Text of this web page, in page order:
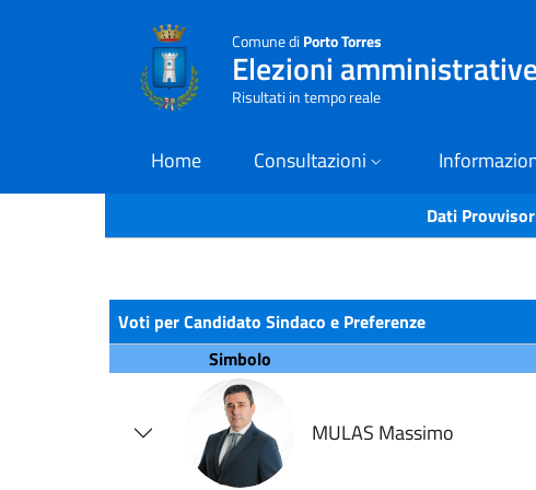
Comune di Porto Torres
Elezioni
Risultati in tempo reale
Home Consultazioni
Dati
Voti per Candidato Sindaco e Preferenze
Simbolo
MULAS Massimo